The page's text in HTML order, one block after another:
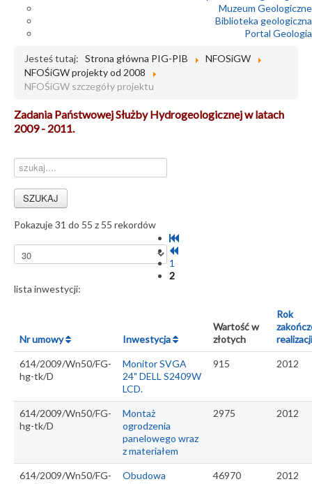
Muzeum Geologiczne
Biblioteka geologiczna
Portal Geologia
Jesteś tutaj: Strona główna PIG-PIB
NFOSiGW
NFOŚiGW projekty od 2008
NFOŚiGW szczegóły projektu
Zadania Państwowej Służby Hydrogeologicznej w latach
2009 - 2011.
Pokazuje 31 do 55 z 55 rekordów
1
2
lista inwestycji:
Nr umowy Inwestycja
Wartość w
złotych
Rok
614/2009/Wn50/FG-
hg-tk/D
Monitor SVGA
24" DELL S2409W
LCD.
915 2012
614/2009/Wn50/FG-
hg-tk/D
Montaż
ogrodzenia
panelowego wraz
z materiałem
2975 2012
614/2009/Wn50/FG-
Obudowa
46970 2012